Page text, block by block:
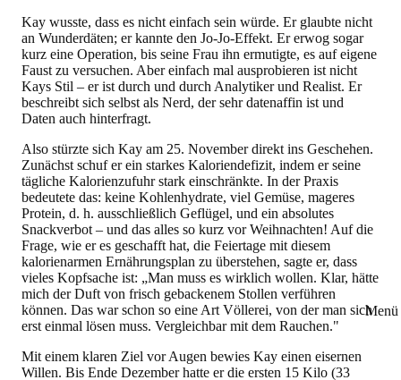
Menü
Kay wusste, dass es nicht einfach sein würde. Er glaubte nicht
an Wunderdäten; er kannte den Jo-Jo-Effekt. Er erwog sogar
kurz eine Operation, bis seine Frau ihn ermutigte, es auf eigene
Faust zu versuchen. Aber einfach mal ausprobieren ist nicht
Kays Stil – er ist durch und durch Analytiker und Realist. Er
beschreibt sich selbst als Nerd, der sehr datenaffin ist und
Daten auch hinterfragt.
Also stürzte sich Kay am 25. November direkt ins Geschehen.
Zunächst schuf er ein starkes Kaloriendefizit, indem er seine
tägliche Kalorienzufuhr stark einschränkte. In der Praxis
bedeutete das: keine Kohlenhydrate, viel Gemüse, mageres
Protein, d. h. ausschließlich Geflügel, und ein absolutes
Snackverbot – und das alles so kurz vor Weihnachten! Auf die
Frage, wie er es geschafft hat, die Feiertage mit diesem
kalorienarmen Ernährungsplan zu überstehen, sagte er, dass
vieles Kopfsache ist: „Man muss es wirklich wollen. Klar, hätte
mich der Duft von frisch gebackenem Stollen verführen
können. Das war schon so eine Art Völlerei, von der man sich
erst einmal lösen muss. Vergleichbar mit dem Rauchen."
Mit einem klaren Ziel vor Augen bewies Kay einen eisernen
Willen. Bis Ende Dezember hatte er die ersten 15 Kilo (33